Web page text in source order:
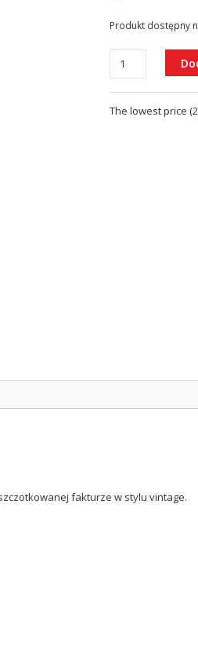
Produkt dostępny
ilość
ART
DECO
System
The lowest price (
fakturze w stylu vintage.